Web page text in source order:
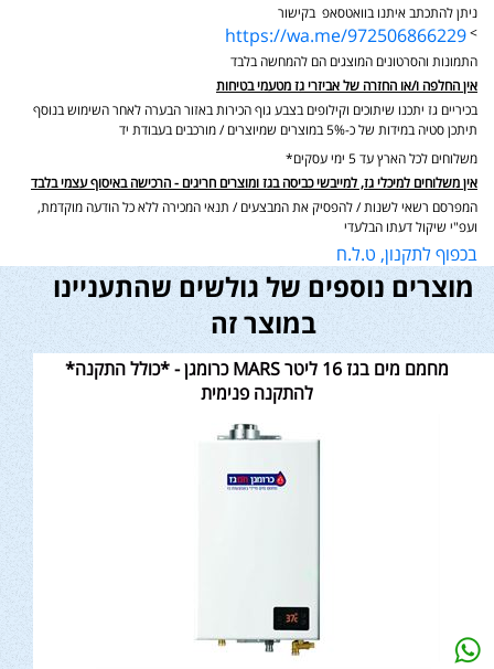
ניתן להתכתב איתנו בוואטסאפ בקישור
>
https://wa.me/972506866229
התמונות והסרטונים המוצגים הם להמחשה בלבד
אין החלפה ו/או החזרה של אביזרי גז מטעמי בטיחות
בכיריים גז יתכנו שיתוכים וקילופים בצבע גוף הכירות באזור הבערה לאחר השימוש בנוסף
תיתכן סטיה במידות של כ-5% במוצרים שמיוצרים / מורכבים בעבודת יד
משלוחים לכל הארץ עד 5 ימי עסקים*
אין משלוחים למיכלי גז, למייבשי כביסה בגז ומוצרים חריגים - הרכישה באיסוף עצמי בלבד
המפרסם רשאי לשנות / להפסיק את המבצעים / תנאי המכירה ללא כל הודעה מוקדמת,
ועפ"י שיקול דעתו הבלעדי
בכפוף לתקנון, ט.ל.ח
מוצרים נוספים של גולשים שהתעניינו
במוצר זה
מחמם מים בגז 16 ליטר MARS כרומגן - *כולל התקנה*
להתקנה פנימית